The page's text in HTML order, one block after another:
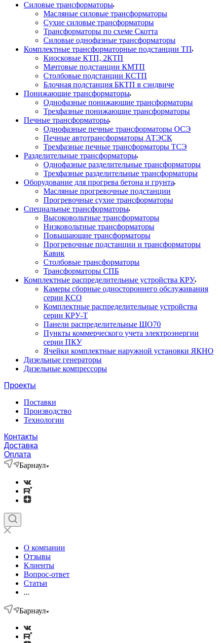
Силовые трансформаторы
Масляные силовые трансформаторы
Сухие силовые трансформаторы
Трансформаторы по схеме Скотта
Силовые однофазные трансформаторы
Комплектные трансформаторные подстанции ТП
Киосковые КТП, 2КТП
Мачтовые подстанции КМТП
Столбовые подстанции КСТП
Блочная подстанция БКТП в сэндвиче
Понижающие трансформаторы
Однофазные понижающие трансформаторы
Трехфазные понижающие трансформаторы
Печные трансформаторы
Однофазные печные трансформаторы ОСЭ
Печные автотрансформаторы АТЭСК
Трехфазные печные трансформаторы ТСЭ
Разделительные трансформаторы
Однофазные разделительные трансформаторы
Трехфазные разделительные трансформаторы
Оборудование для прогрева бетона и грунта
Масляные прогревочные подстанции
Прогревочные сухие трансформаторы
Специальные трансформаторы
Высоковольтные трансформаторы
Низковольтные трансформаторы
Повышающие трансформаторы
Прогревочные подстанции и трансформаторы
Кавик
Столбовые трансформаторы
Трансформаторы СПБ
Комплектные распределительные устройства КРУ
Камеры сборные одностороннего обслуживания
серии КСО
Комплектные распределительные устройства
серии КРУ-Т
Панели распределительные ЩО70
Пункты коммерческого учета электроэнергии
серии ПКУ
Ячейки комплектные наружной установки ЯКНО
Дизельные генераторы
Дизельные компрессоры
Проекты
Поставки
Производство
Технологии
Контакты
Доставка
Оплата
Барнаул
О компании
Отзывы
Клиенты
Вопрос-ответ
Статьи
...
Барнаул